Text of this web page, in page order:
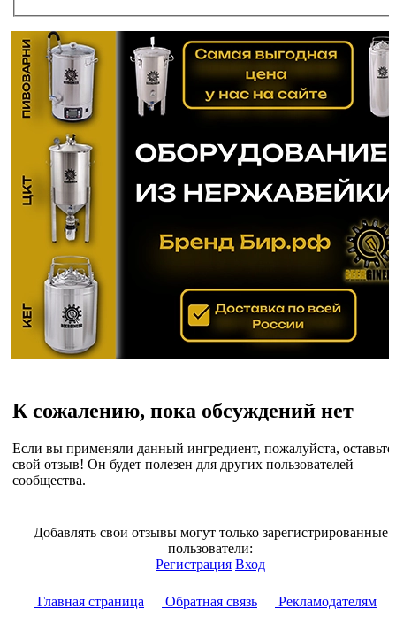
К сожалению, пока обсуждений нет
Если вы применяли данный ингредиент, пожалуйста, оставьте
свой отзыв! Он будет полезен для других пользователей
сообщества.
Добавлять свои отзывы могут только зарегистрированные
пользователи:
Регистрация Вход
Главная страница Обратная связь Рекламодателям